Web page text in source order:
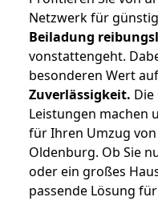
Netzwerk für
Beiladung
vonstattengeht.
besonderen Wert auf
Zuverlässigkeit.
Leistungen machen
für Ihren Umzug
Oldenburg. Ob Sie
oder ein großes
passende Lösung für